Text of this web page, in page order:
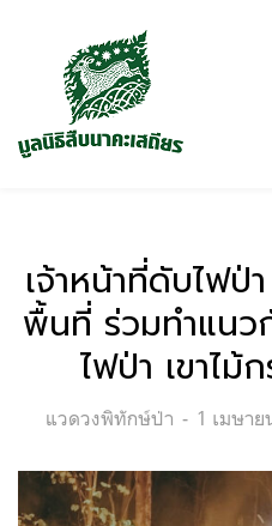
เจ้าหน้าที่ดับไฟป่
พื้นที่ ร่วมทำแน
ไฟป่า เขาไม้
Categories:
แวดวงพิทักษ์ป่า
Posted
1 เมษาย